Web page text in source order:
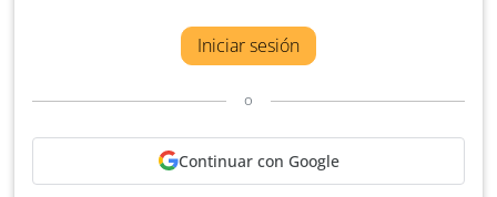
Iniciar sesión
o
Continuar con Google